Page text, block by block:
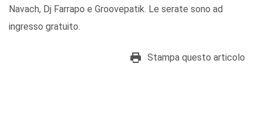
Navach, Dj Farrapo e Groovepatik. Le serate sono ad
ingresso gratuito.
Stampa questo articolo